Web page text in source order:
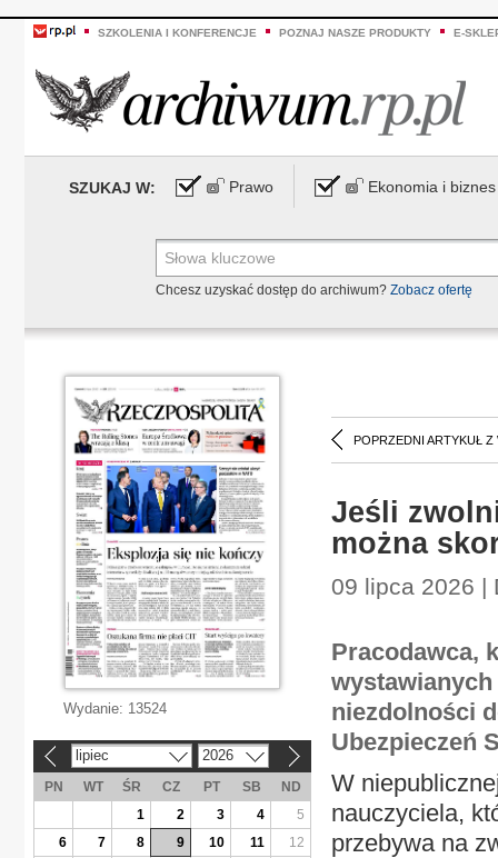
SZKOLENIA I KONFERENCJE POZNAJ NASZE PRODUKTY E-
SZUKAJ W: Prawo Ekonomia i biznes
Chcesz uzyskać dostęp do archiwum? Zobacz ofertę
POPRZEDNI ARTYKUŁ Z
Jeśli
można
09 lipca 2026 |
Pracodawca,
niezdolności
Ubezpieczeń
W
nauczyciela,
przebywa na
Wydanie: 13524
lipiec 2026
PN WT ŚR CZ PT SB
ND
1
2 3 4
5
6
7 8 9 10 11
12